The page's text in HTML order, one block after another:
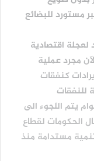
مستورد للبضائع
لعجلة اقتصادية
مجرد عملية
كنفقات
للنفقات
يتم اللجوء الى
الحكومات لقطاع
مستدامة منذ